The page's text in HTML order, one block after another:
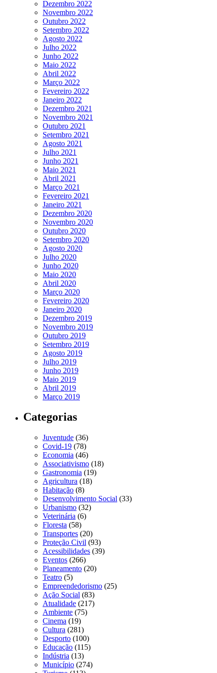
Dezembro 2022
Novembro 2022
Outubro 2022
Setembro 2022
Agosto 2022
Julho 2022
Junho 2022
Maio 2022
Abril 2022
Março 2022
Fevereiro 2022
Janeiro 2022
Dezembro 2021
Novembro 2021
Outubro 2021
Setembro 2021
Agosto 2021
Julho 2021
Junho 2021
Maio 2021
Abril 2021
Março 2021
Fevereiro 2021
Janeiro 2021
Dezembro 2020
Novembro 2020
Outubro 2020
Setembro 2020
Agosto 2020
Julho 2020
Junho 2020
Maio 2020
Abril 2020
Março 2020
Fevereiro 2020
Janeiro 2020
Dezembro 2019
Novembro 2019
Outubro 2019
Setembro 2019
Agosto 2019
Julho 2019
Junho 2019
Maio 2019
Abril 2019
Março 2019
Categorias
Juventude (36)
Covid-19 (78)
Economia (46)
Associativismo (18)
Gastronomia (19)
Agricultura (18)
Habitação (8)
Desenvolvimento Social (33)
Urbanismo (32)
Veterinária (6)
Floresta (58)
Transportes (20)
Proteção Civil (93)
Acessibilidades (39)
Eventos (266)
Planeamento (20)
Teatro (5)
Empreendedorismo (25)
Ação Social (83)
Atualidade (217)
Ambiente (75)
Cinema (19)
Cultura (281)
Desporto (100)
Educação (115)
Indústria (13)
Município (274)